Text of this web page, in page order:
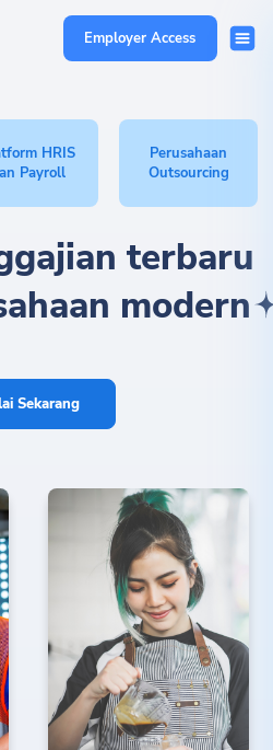
Employer Access
HRIS
Payroll
Perusahaan
Outsourcing
terbaru
modern
Sekarang